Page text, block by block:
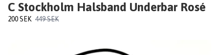
C Stockholm Halsband Underbar Rosé
200 SEK 449 SEK